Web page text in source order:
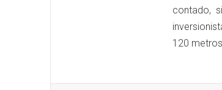
contado,
120